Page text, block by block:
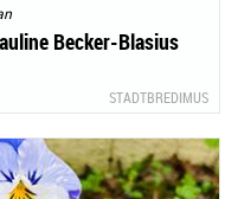
Becker-Blasius
STADTBREDIMUS